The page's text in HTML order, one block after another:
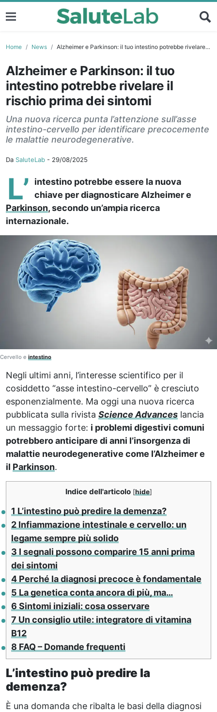
Home News Alzheimer e Parkinson: il tuo intestino potrebbe rivelare il rischio prima dei sintomi
Alzheimer e Parkinson: il tuo
intestino potrebbe rivelare il
rischio prima dei sintomi
Una nuova ricerca punta l’attenzione sull’asse
intestino-cervello per identificare precocemente
le malattie neurodegenerative.
Da SaluteLab - 29/08/2025
L’
intestino potrebbe essere la nuova
chiave per diagnosticare Alzheimer e
Parkinson, secondo un’ampia ricerca
internazionale.
Cervello e intestino
Negli ultimi anni, l’interesse scientifico per il
cosiddetto “asse intestino-cervello” è cresciuto
esponenzialmente. Ma oggi una nuova ricerca
pubblicata sulla rivista Science Advances lancia
un messaggio forte: i problemi digestivi comuni
potrebbero anticipare di anni l’insorgenza di
malattie neurodegenerative come l’Alzheimer e
il Parkinson.
Indice dell'articolo [hide]
1 L’intestino può predire la demenza?
2 Infiammazione intestinale e cervello: un
legame sempre più solido
3 I segnali possono comparire 15 anni prima
dei sintomi
4 Perché la diagnosi precoce è fondamentale
5 La genetica conta ancora di più, ma…
6 Sintomi iniziali: cosa osservare
7 Un consiglio utile: integratore di vitamina
B12
8 FAQ – Domande frequenti
L’intestino può predire la
demenza?
È una domanda che ribalta le basi della diagnosi